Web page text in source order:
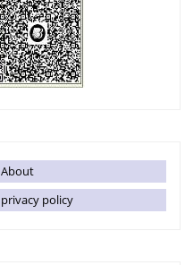
About
privacy policy